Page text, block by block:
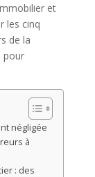
et
les cinq
de la
pour
négligée
à
: des